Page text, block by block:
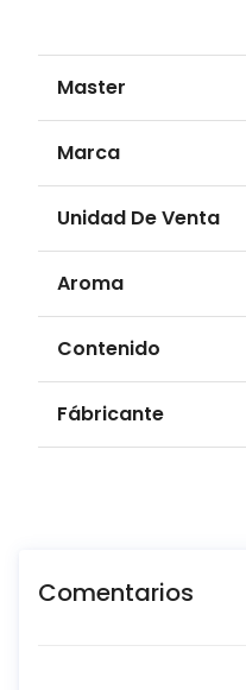
Master
Marca
Unidad De Venta
Aroma
Contenido
Fábricante
Comentarios